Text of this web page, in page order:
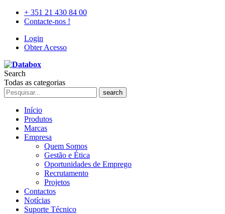
+ 351 21 430 84 00
Contacte-nos !
Login
Obter Acesso
Search
Todas as categorias
search
Início
Produtos
Marcas
Empresa
Quem Somos
Gestão e Ética
Oportunidades de Emprego
Recrutamento
Projetos
Contactos
Notícias
Suporte Técnico